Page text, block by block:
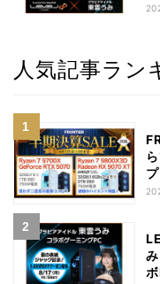
人気記事ラン
プ